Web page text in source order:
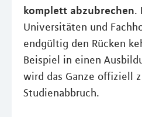
komplett abzubrechen.
Universitäten und
endgültig den Rücken
Beispiel in einen
wird das Ganze offiziell
Studienabbruch.